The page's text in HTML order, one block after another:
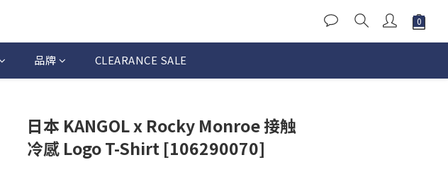
品牌 CLEARANCE SALE
日本 KANGOL x Rocky Monroe 接触
冷感 Logo T-Shirt [106290070]